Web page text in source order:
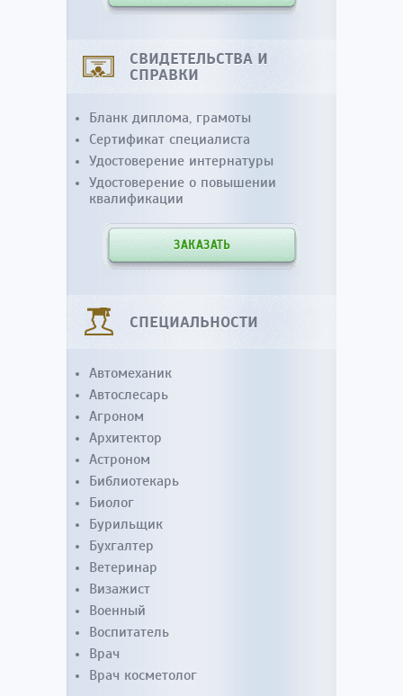
СВИДЕТЕЛЬСТВА И
СПРАВКИ
Бланк диплома, грамоты
Сертификат специалиста
Удостоверение интернатуры
Удостоверение о повышении
квалификации
ЗАКАЗАТЬ
СПЕЦИАЛЬНОСТИ
Автомеханик
Автослесарь
Агроном
Архитектор
Астроном
Библиотекарь
Биолог
Бурильщик
Бухгалтер
Ветеринар
Визажист
Военный
Воспитатель
Врач
Врач косметолог